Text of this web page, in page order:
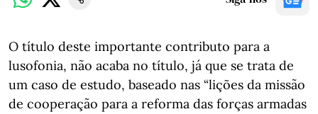
O título deste importante contributo para a
lusofonia, não acaba no título, já que se trata de
um caso de estudo, baseado nas “lições da missão
de cooperação para a reforma das forças armadas